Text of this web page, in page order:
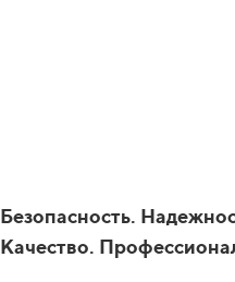
Безопасность.
Качество.